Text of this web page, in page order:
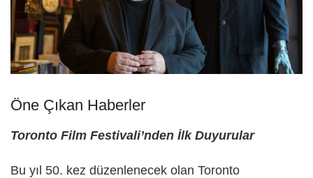
Öne Çıkan Haberler
Toronto Film Festivali’nden İlk Duyurular
Bu yıl 50. kez düzenlenecek olan Toronto